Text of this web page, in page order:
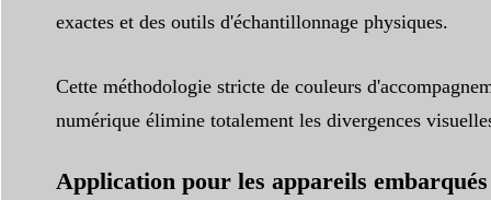
exactes et des outils d'échantillonnage physiques.
Cette méthodologie stricte de couleurs
numérique élimine totalement les divergences
Application pour les appareils